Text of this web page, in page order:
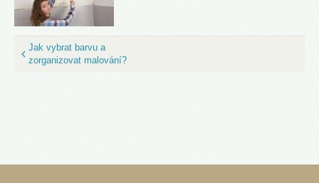
Jak vybrat barvu a
zorganizovat malování?